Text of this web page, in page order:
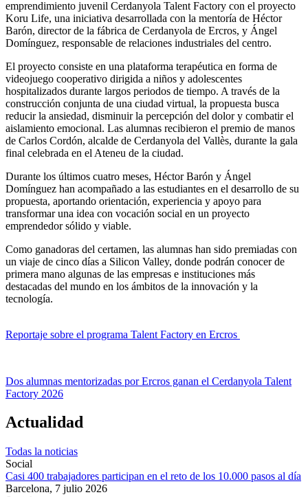
emprendimiento juvenil Cerdanyola Talent Factory con el proyecto
Koru Life, una iniciativa desarrollada con la mentoría de Héctor
Barón, director de la fábrica de Cerdanyola de Ercros, y Ángel
Domínguez, responsable de relaciones industriales del centro.
El proyecto consiste en una plataforma terapéutica en forma de
videojuego cooperativo dirigida a niños y adolescentes
hospitalizados durante largos periodos de tiempo. A través de la
construcción conjunta de una ciudad virtual, la propuesta busca
reducir la ansiedad, disminuir la percepción del dolor y combatir el
aislamiento emocional. Las alumnas recibieron el premio de manos
de Carlos Cordón, alcalde de Cerdanyola del Vallès, durante la gala
final celebrada en el Ateneu de la ciudad.
Durante los últimos cuatro meses, Héctor Barón y Ángel
Domínguez han acompañado a las estudiantes en el desarrollo de su
propuesta, aportando orientación, experiencia y apoyo para
transformar una idea con vocación social en un proyecto
emprendedor sólido y viable.
Como ganadoras del certamen, las alumnas han sido premiadas con
un viaje de cinco días a Silicon Valley, donde podrán conocer de
primera mano algunas de las empresas e instituciones más
destacadas del mundo en los ámbitos de la innovación y la
tecnología.
Reportaje sobre el programa Talent Factory en Ercros
Dos alumnas mentorizadas por Ercros ganan el Cerdanyola Talent
Factory 2026
Actualidad
Todas la noticias
Social
Casi 400 trabajadores participan en el reto de los 10.000 pasos al día
Barcelona, 7 julio 2026